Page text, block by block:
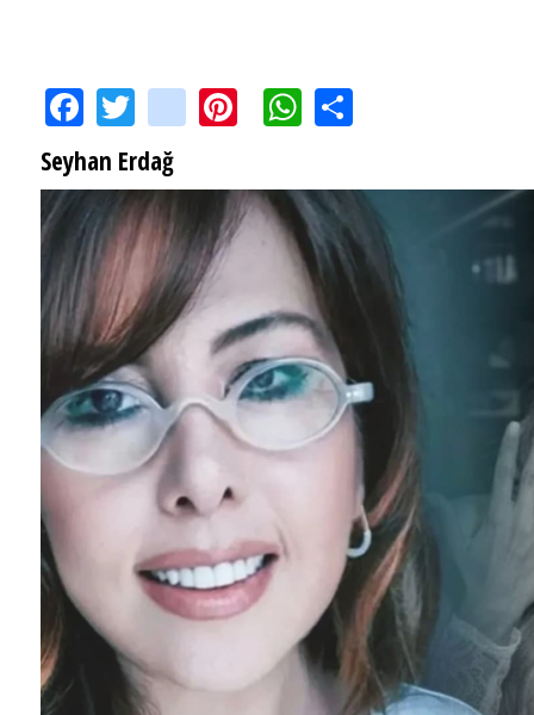
FacebookTwitterinstagramPinterestWhatsApp
Seyhan Erdağ
SEYHAN ERDAĞ YAZDI: Peki Mehmet Ali Erbil bu evliliği neden yaptı?